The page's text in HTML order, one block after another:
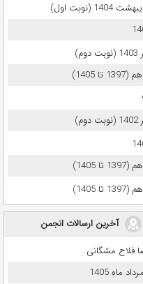
اول)
آخرین ارسالات انجمن
فلاح مشگانی
ماه 1405